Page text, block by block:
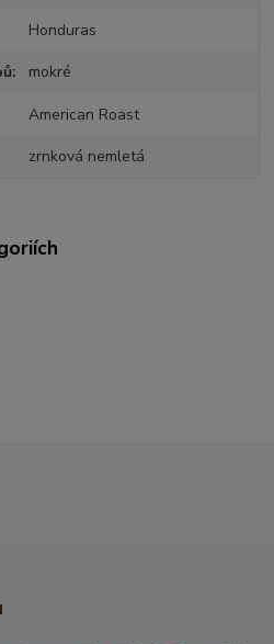
Honduras
mokré
American Roast
zrnková nemletá